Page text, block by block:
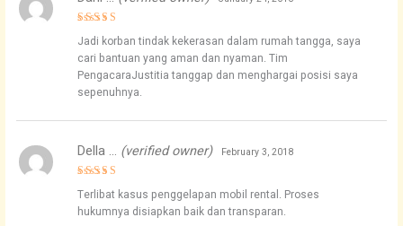
Rated
5
out of 5
Jadi korban tindak kekerasan dalam rumah tangga, saya
cari bantuan yang aman dan nyaman. Tim
PengacaraJustitia tanggap dan menghargai posisi saya
sepenuhnya.
Rated
4
out of 5
Della … (verified owner) February 3, 2018
Terlibat kasus penggelapan mobil rental. Proses
hukumnya disiapkan baik dan transparan.